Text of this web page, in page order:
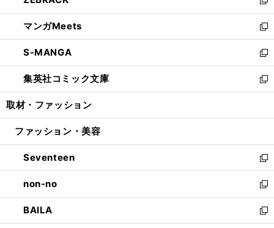
開
く
ウ
で
開
く
ン
ド
ウ
で
開
く
ウ
ィ
ン
ド
ウ
で
開
新
し
い
ウ
ィ
ン
ド
ウ
開
マンガMeets
新
し
い
ウ
ィ
ン
ウ
開
く
S-MANGA
新
し
い
ウ
ン
ウ
で
開
く
集英社コミック文庫
新
し
ウ
ン
ド
ウ
で
開
く
取材・ファッション
ファッション・美容
Seventeen
新
し
い
ウ
ィ
ン
non-no
新
し
い
ウ
BAILA
新
し